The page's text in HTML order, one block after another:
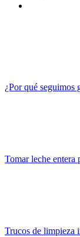
¿Por qué seguimos
Tomar leche entera
Trucos de limpieza